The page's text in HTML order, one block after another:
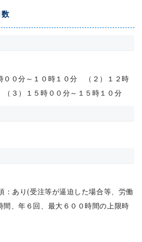
０分～１０時１０分 （２）１２時
３）１５時００分～１５時１０分
：あり(受注等が逼迫した場合等、労働
、年６回、最大６００時間の上限時